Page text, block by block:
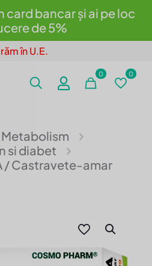
bancar și ai pe loc
de 5%
în U.E.
0 0
Metabolism
si diabet
/ Castravete-amar